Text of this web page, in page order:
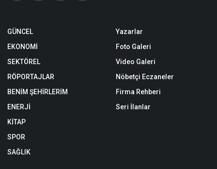
GÜNCEL
EKONOMİ
SEKTÖREL
RÖPORTAJLAR
BENİM ŞEHİRLERİM
ENERJİ
KİTAP
SPOR
SAĞLIK
Yazarlar
Foto Galeri
Video Galeri
Nöbetçi Eczaneler
Firma Rehberi
Seri İlanlar